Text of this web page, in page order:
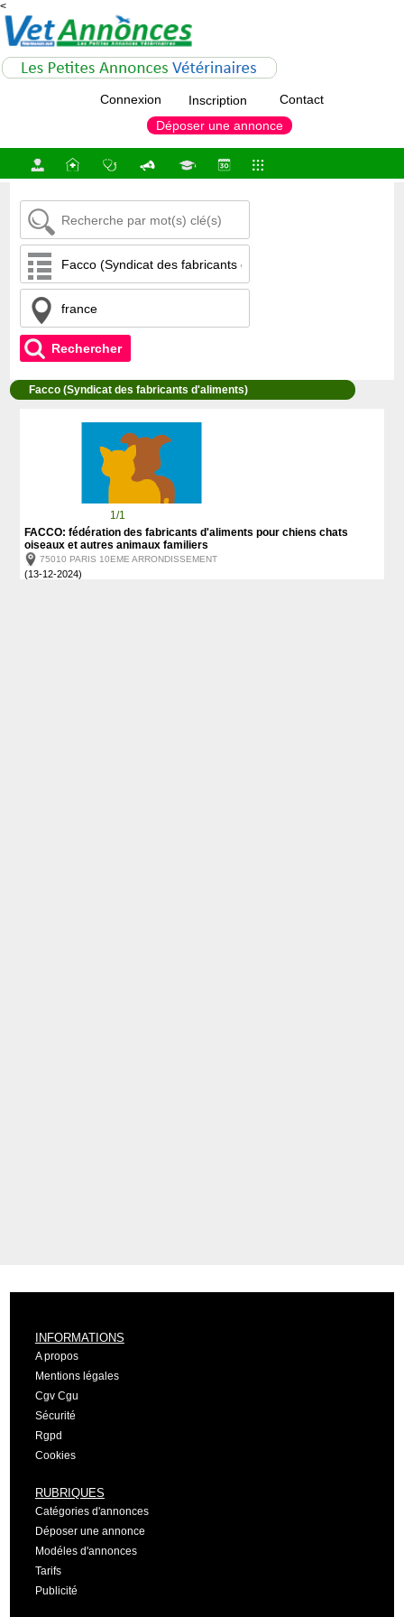
<
Déposer une annonce
Connexion Inscription Contact
Rechercher
Facco (Syndicat des fabricants d'aliments)
1/1
FACCO: fédération des fabricants d'aliments pour chiens chats
oiseaux et autres animaux familiers
75010 PARIS 10EME ARRONDISSEMENT
(13-12-2024)
INFORMATIONS
A propos
Mentions légales
Cgv Cgu
Sécurité
Rgpd
Cookies
RUBRIQUES
Catégories d'annonces
Déposer une annonce
Modéles d'annonces
Tarifs
Publicité